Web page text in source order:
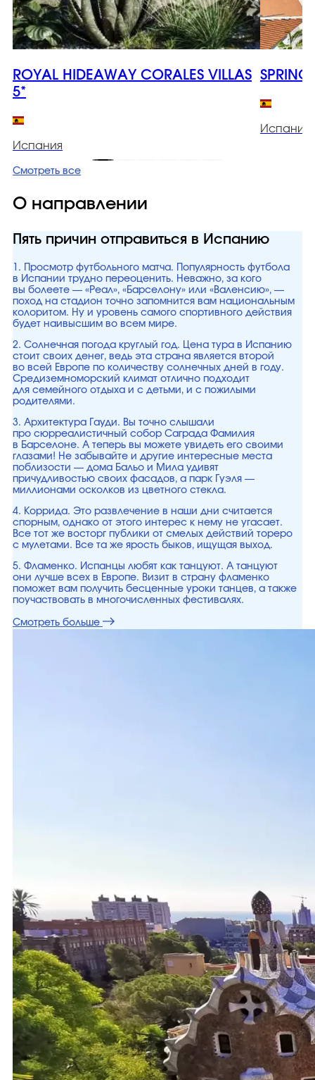
ROYAL HIDEAWAY CORALES VILLAS
5*
Испания
Испания
Смотреть все
О направлении
Пять причин отправиться в Испанию
1. Просмотр футбольного матча. Популярность футбола
в Испании трудно переоценить. Неважно, за кого
вы болеете — «Реал», «Барселону» или «Валенсию», —
поход на стадион точно запомнится вам национальным
колоритом. Ну и уровень самого спортивного действия
будет наивысшим во всем мире.
2. Солнечная погода круглый год. Цена тура в Испанию
стоит своих денег, ведь эта страна является второй
во всей Европе по количеству солнечных дней в году.
Средиземноморский климат отлично подходит
для семейного отдыха и с детьми, и с пожилыми
родителями.
3. Архитектура Гауди. Вы точно слышали
про сюрреалистичный собор Саграда Фамилия
в Барселоне. А теперь вы можете увидеть его своими
глазами! Не забывайте и другие интересные места
поблизости — дома Бальо и Мила удивят
причудливостью своих фасадов, а парк Гуэля —
миллионами осколков из цветного стекла.
4. Коррида. Это развлечение в наши дни считается
спорным, однако от этого интерес к нему не угасает.
Все тот же восторг публики от смелых действий тореро
с мулетами. Все та же ярость быков, ищущая выход.
5. Фламенко. Испанцы любят как танцуют. А танцуют
они лучше всех в Европе. Визит в страну фламенко
поможет вам получить бесценные уроки танцев, а также
поучаствовать в многочисленных фестивалях.
Смотреть больше